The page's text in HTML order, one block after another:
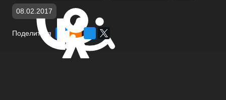
08.02.2017
Поделиться